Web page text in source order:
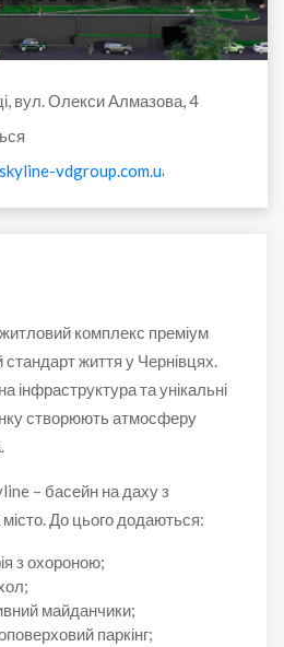
вул. Олекси Алмазова, 4
vdgroup.com.ua/
комплекс преміум
життя у Чернівцях.
інфраструктура та унікальні
створюють атмосферу
– басейн на даху з
До цього додаються:
з охороною;
майданчики;
паркінг;